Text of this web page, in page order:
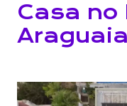
Casa no
Araguaia
Localização: